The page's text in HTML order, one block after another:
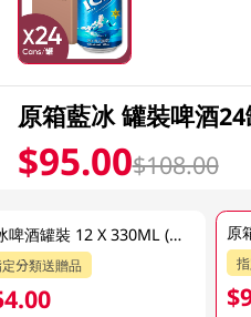
原箱藍冰 罐裝啤酒
$95.00$108.00
藍冰啤酒罐裝 12 X 330ML (包裝隨機發送)
分類送贈品